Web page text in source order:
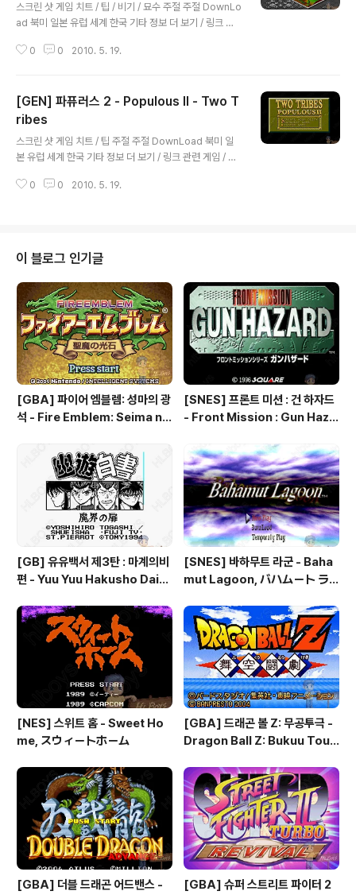
스크린 샷 게임 치트 / 팁 / 비기 / 묘수 주절 주절 DownLo
ad 북미 일본 유럽 세계 한국 기타 정보 더 보기 / 링크 관
NES] 파퓨러스 - Populous, ポピュラス [슈퍼패미컴/
Gods, ポピュラスII [PC엔진/CD-ROM] - [PCE-CD]
파퓨러스 - 더 프로미스드 랜드 : Populous - The Pro
mised Lands : ポピュラス ザ・プロミストランド
[메가드라이브/시뮬레이션] - [GEN] 파퓨러스 - Populo
0 0 2010. 5. 19.
[GEN] 파퓨러스 2 - Populous II - Two T
ribes
스크린 샷 게임 치트 / 팁 주절 주절 DownLoad 북미 일
본 유럽 세계 한국 기타 정보 더 보기 / 링크 관련 게임 / 다
러스 - Populous, ポピュラス [슈퍼패미컴/시뮬레이션]
프로미스드 랜드 : Populous - The Promised Lands
: ポピュラス ザ・プロミストランド [메가드라이브/시
뮬레이션] - [GEN] 파퓨러스 - Populous [메가드라이
브/시뮬레이션] - [GEN] 파퓨러스 2 - Popul..
0 0 2010. 5. 19.
이 블로그 인기글
[GBA] 파이어 엠블렘: 성마의 광
석 - Fire Emblem: Seima no
ム 聖魔の光石, 파이어 엠블렘:
더 세이크리드 스톤즈 - Fire Em
blem: The Sacred Stones
[SNES] 프론트 미션 : 건 하자드
- Front Mission : Gun Haza
ズ ガンハザード
[GB] 유유백서 제3탄 : 마계의비
편 - Yuu Yuu Hakusho Dai-3
☆遊☆白書 第3弾 魔界の扉編
[SNES] 바하무트 라군 - Baha
mut Lagoon, バハムート ラ
[NES] 스위트 홈 - Sweet Ho
me, スウィートホーム
[GBA] 드래곤 볼 Z: 무공투극 -
Dragon Ball Z: Bukuu Toug
劇, 드래곤 볼 Z: 슈퍼소닉 워리어
즈 - Dragon Ball Z: Superso
nic Warriors
[GBA] 더블 드래곤 어드밴스 - [GBA] 슈퍼 스트리트 파이터 2